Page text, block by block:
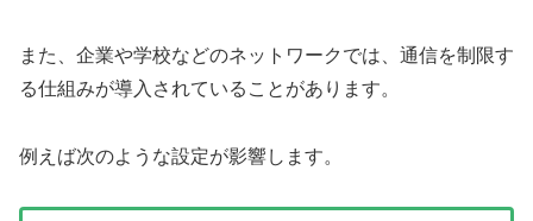
また、企業や学校などのネットワークでは、通信を制限す
る仕組みが導入されていることがあります。
例えば次のような設定が影響します。